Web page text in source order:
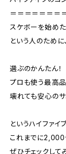
＝＝＝＝＝＝＝
スケボーを始めた
という人のために、
選ぶのかんたん！
プロも使う最高品
壊れても安心のサ
というハイファイ
これまでに2,000
ぜひチェックして